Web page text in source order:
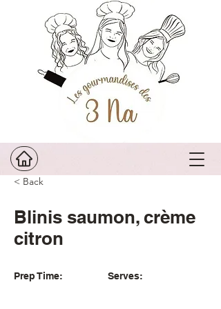
< Back
Blinis saumon, crème
citron
Prep Time: Serves: